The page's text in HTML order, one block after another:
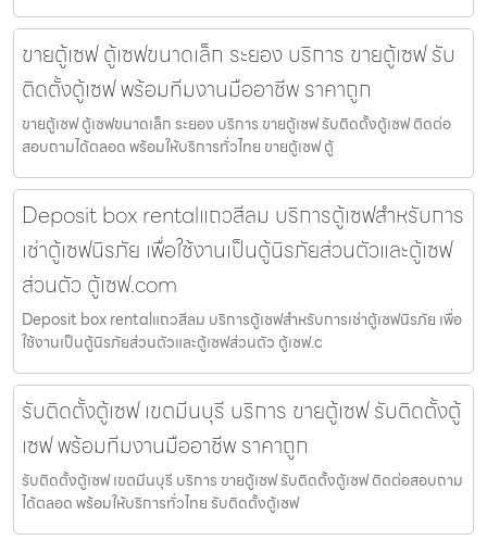
ขายตู้เซฟ ตู้เซฟขนาดเล็ก ระยอง บริการ ขายตู้เซฟ รับ
ติดตั้งตู้เซฟ พร้อมทีมงานมืออาชีพ ราคาถูก
ขายตู้เซฟ ตู้เซฟขนาดเล็ก ระยอง บริการ ขายตู้เซฟ รับติดตั้งตู้เซฟ ติดต่อ
สอบถามได้ตลอด พร้อมให้บริการทั่วไทย ขายตู้เซฟ ตู้
Deposit box rentalแถวสีลม บริการตู้เซฟสำหรับการ
เช่าตู้เซฟนิรภัย เพื่อใช้งานเป็นตู้นิรภัยส่วนตัวและตู้เซฟ
ส่วนตัว ตู้เซฟ.com
Deposit box rentalแถวสีลม บริการตู้เซฟสำหรับการเช่าตู้เซฟนิรภัย เพื่อ
ใช้งานเป็นตู้นิรภัยส่วนตัวและตู้เซฟส่วนตัว ตู้เซฟ.c
รับติดตั้งตู้เซฟ เขตมีนบุรี บริการ ขายตู้เซฟ รับติดตั้งตู้
เซฟ พร้อมทีมงานมืออาชีพ ราคาถูก
รับติดตั้งตู้เซฟ เขตมีนบุรี บริการ ขายตู้เซฟ รับติดตั้งตู้เซฟ ติดต่อสอบถาม
ได้ตลอด พร้อมให้บริการทั่วไทย รับติดตั้งตู้เซฟ